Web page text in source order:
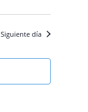
Siguiente día